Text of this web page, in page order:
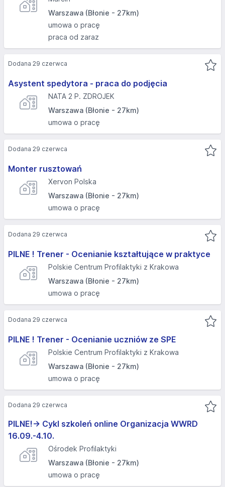
Warszawa (Błonie - 27km)
umowa o pracę
praca od zaraz
Asystent spedytora - praca do podjęcia
NATA 2 P. ZDROJEK
Warszawa (Błonie - 27km)
umowa o pracę
Dodana 29 czerwca
Monter rusztowań
Xervon Polska
Warszawa (Błonie - 27km)
umowa o pracę
Dodana 29 czerwca
PILNE ! Trener - Ocenianie kształtujące w praktyce
Polskie Centrum Profilaktyki z Krakowa
Warszawa (Błonie - 27km)
umowa o pracę
Dodana 29 czerwca
PILNE ! Trener - Ocenianie uczniów ze SPE
Polskie Centrum Profilaktyki z Krakowa
Warszawa (Błonie - 27km)
umowa o pracę
Dodana 29 czerwca
PILNE!-> Cykl szkoleń online Organizacja WWRD
16.09.-4.10.
Ośrodek Profilaktyki
Warszawa (Błonie - 27km)
umowa o pracę
Dodana 29 czerwca